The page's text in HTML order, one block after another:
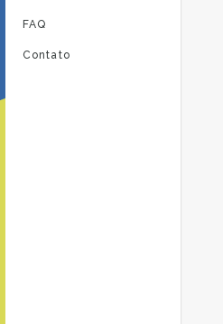
FAQ
Contato